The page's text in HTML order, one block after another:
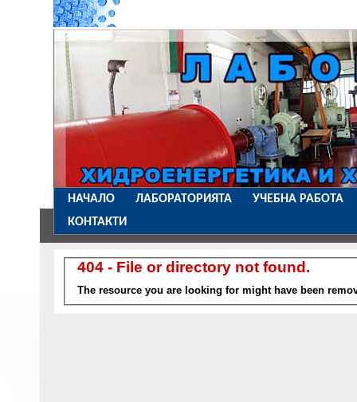
НАЧАЛО ЛАБОРАТОРИЯТА
УЧЕБНА РАБОТА
КОНТАКТИ